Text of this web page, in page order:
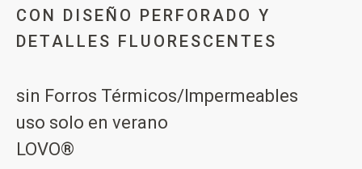
CON DISEÑO PERFORADO Y
DETALLES FLUORESCENTES
sin Forros Térmicos/Impermeables
uso solo en verano
LOVO®